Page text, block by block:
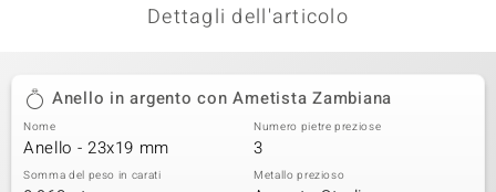
Dettagli dell'articolo
Anello in argento con Ametista Zambiana
Nome
Anello - 23x19 mm
Numero pietre preziose
3
Somma del peso in carati Metallo prezioso